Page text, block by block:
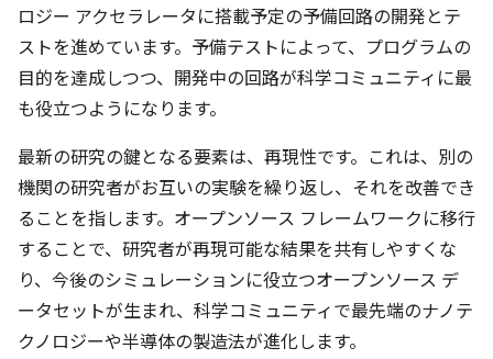
ロジー アクセラレータに搭載予定の予備回路の開発とテ
ストを進めています。予備テストによって、プログラムの
目的を達成しつつ、開発中の回路が科学コミュニティに最
も役立つようになります。
最新の研究の鍵となる要素は、再現性です。これは、別の
機関の研究者がお互いの実験を繰り返し、それを改善でき
ることを指します。オープンソース フレームワークに移行
することで、研究者が再現可能な結果を共有しやすくな
り、今後のシミュレーションに役立つオープンソース デ
ータセットが生まれ、科学コミュニティで最先端のナノテ
クノロジーや半導体の製造法が進化します。